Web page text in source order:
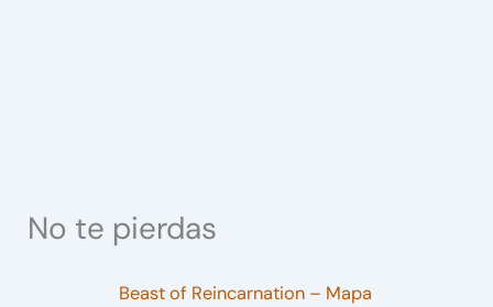
No te pierdas
Beast of Reincarnation – Mapa